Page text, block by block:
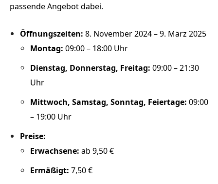
passende Angebot dabei.
Öffnungszeiten: 8. November 2024 – 9. März 2025
Montag: 09:00 – 18:00 Uhr
Dienstag, Donnerstag, Freitag: 09:00 – 21:30
Uhr
Mittwoch, Samstag, Sonntag, Feiertage: 09:00
– 19:00 Uhr
Preise:
Erwachsene: ab 9,50 €
Ermäßigt: 7,50 €